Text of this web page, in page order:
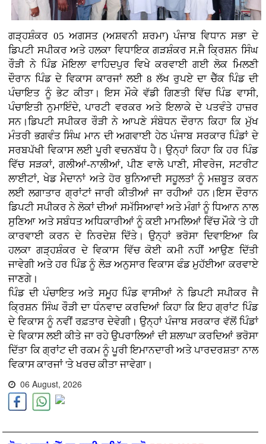
ਗੜ੍ਹਸ਼ੰਕਰ 05 ਅਗਸਤ (ਅਸ਼ਵਨੀ ਸ਼ਰਮਾ) ਪੰਜਾਬ ਵਿਧਾਨ ਸਭਾ ਦੇ
ਡਿਪਟੀ ਸਪੀਕਰ ਅਤੇ ਹਲਕਾ ਵਿਧਾਇਕ ਗੜਸ਼ੰਕਰ ਸ.ਜੈ ਕ੍ਰਿਸ਼ਨ ਸਿੰਘ
ਰੌੜੀ ਨੇ ਪਿੰਡ ਮੋਇਲਾ ਵਾਹਿਦਪੁਰ ਵਿਖੇ ਕਰਵਾਈ ਗਈ ਲੋਕ ਮਿਲਣੀ
ਦੌਰਾਨ ਪਿੰਡ ਦੇ ਵਿਕਾਸ ਕਾਰਜਾਂ ਲਈ 8 ਲੱਖ ਰੁਪਏ ਦਾ ਚੈੱਕ ਪਿੰਡ ਦੀ
ਪੰਚਾਇਤ ਨੂੰ ਭੇਟ ਕੀਤਾ। ਇਸ ਮੌਕੇ ਵੱਡੀ ਗਿਣਤੀ ਵਿੱਚ ਪਿੰਡ ਵਾਸੀ,
ਪੰਚਾਇਤੀ ਨੁਮਾਇੰਦੇ, ਪਾਰਟੀ ਵਰਕਰ ਅਤੇ ਇਲਾਕੇ ਦੇ ਪਤਵੰਤੇ ਹਾਜ਼ਰ
ਸਨ।ਡਿਪਟੀ ਸਪੀਕਰ ਰੌੜੀ ਨੇ ਆਪਣੇ ਸੰਬੋਧਨ ਦੌਰਾਨ ਕਿਹਾ ਕਿ ਮੁੱਖ
ਮੰਤਰੀ ਭਗਵੰਤ ਸਿੰਘ ਮਾਨ ਦੀ ਅਗਵਾਈ ਹੇਠ ਪੰਜਾਬ ਸਰਕਾਰ ਪਿੰਡਾਂ ਦੇ
ਸਰਬਪੱਖੀ ਵਿਕਾਸ ਲਈ ਪੂਰੀ ਵਚਨਬੱਧ ਹੈ। ਉਨ੍ਹਾਂ ਕਿਹਾ ਕਿ ਹਰ ਪਿੰਡ
ਵਿੱਚ ਸੜਕਾਂ, ਗਲੀਆਂ-ਨਾਲੀਆਂ, ਪੀਣ ਵਾਲੇ ਪਾਣੀ, ਸੀਵਰੇਜ, ਸਟਰੀਟ
ਲਾਈਟਾਂ, ਖੇਡ ਮੈਦਾਨਾਂ ਅਤੇ ਹੋਰ ਬੁਨਿਆਦੀ ਸਹੂਲਤਾਂ ਨੂੰ ਮਜ਼ਬੂਤ ਕਰਨ
ਲਈ ਲਗਾਤਾਰ ਗ੍ਰਾਂਟਾਂ ਜਾਰੀ ਕੀਤੀਆਂ ਜਾ ਰਹੀਆਂ ਹਨ।ਇਸ ਦੌਰਾਨ
ਡਿਪਟੀ ਸਪੀਕਰ ਨੇ ਲੋਕਾਂ ਦੀਆਂ ਸਮੱਸਿਆਵਾਂ ਅਤੇ ਮੰਗਾਂ ਨੂੰ ਧਿਆਨ ਨਾਲ
ਸੁਣਿਆ ਅਤੇ ਸਬੰਧਤ ਅਧਿਕਾਰੀਆਂ ਨੂੰ ਕਈ ਮਾਮਲਿਆਂ ਵਿੱਚ ਮੌਕੇ 'ਤੇ ਹੀ
ਕਾਰਵਾਈ ਕਰਨ ਦੇ ਨਿਰਦੇਸ਼ ਦਿੱਤੇ। ਉਨ੍ਹਾਂ ਭਰੋਸਾ ਦਿਵਾਇਆ ਕਿ
ਹਲਕਾ ਗੜ੍ਹਸ਼ੰਕਰ ਦੇ ਵਿਕਾਸ ਵਿੱਚ ਕੋਈ ਕਮੀ ਨਹੀਂ ਆਉਣ ਦਿੱਤੀ
ਜਾਵੇਗੀ ਅਤੇ ਹਰ ਪਿੰਡ ਨੂੰ ਲੋੜ ਅਨੁਸਾਰ ਵਿਕਾਸ ਫੰਡ ਮੁਹੱਈਆ ਕਰਵਾਏ
ਜਾਣਗੇ।
ਪਿੰਡ ਦੀ ਪੰਚਾਇਤ ਅਤੇ ਸਮੂਹ ਪਿੰਡ ਵਾਸੀਆਂ ਨੇ ਡਿਪਟੀ ਸਪੀਕਰ ਜੈ
ਕ੍ਰਿਸ਼ਨ ਸਿੰਘ ਰੌੜੀ ਦਾ ਧੰਨਵਾਦ ਕਰਦਿਆਂ ਕਿਹਾ ਕਿ ਇਹ ਗ੍ਰਾਂਟ ਪਿੰਡ
ਦੇ ਵਿਕਾਸ ਨੂੰ ਨਵੀਂ ਰਫ਼ਤਾਰ ਦੇਵੇਗੀ। ਉਨ੍ਹਾਂ ਪੰਜਾਬ ਸਰਕਾਰ ਵੱਲੋਂ ਪਿੰਡਾਂ
ਦੇ ਵਿਕਾਸ ਲਈ ਕੀਤੇ ਜਾ ਰਹੇ ਉਪਰਾਲਿਆਂ ਦੀ ਸ਼ਲਾਘਾ ਕਰਦਿਆਂ ਭਰੋਸਾ
ਦਿੱਤਾ ਕਿ ਗ੍ਰਾਂਟ ਦੀ ਰਕਮ ਨੂੰ ਪੂਰੀ ਇਮਾਨਦਾਰੀ ਅਤੇ ਪਾਰਦਰਸ਼ਤਾ ਨਾਲ
ਵਿਕਾਸ ਕਾਰਜਾਂ 'ਤੇ ਖਰਚ ਕੀਤਾ ਜਾਵੇਗਾ।
06 August, 2026